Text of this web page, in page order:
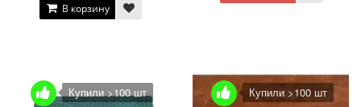
В корзину
Купили >100 шт Купили >100 шт